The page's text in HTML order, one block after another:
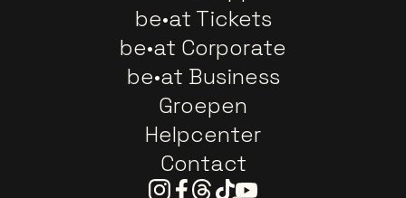
be•at Tickets
be•at Corporate
be•at Business
Groepen
Helpcenter
Contact
Instagram
Facebook
Threads
TiktokYoutube